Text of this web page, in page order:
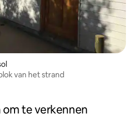
van het strand
te verkennen